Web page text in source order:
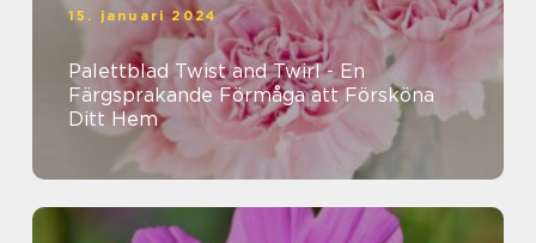
15. januari 2024
Palettblad Twist and Twirl - En
Färgsprakande Förmåga att Försköna
Ditt Hem